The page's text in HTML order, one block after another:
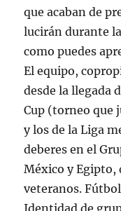
que acaban de
lucirán durante
como puedes
El equipo,
desde la llegada
Cup (torneo que
y los de la Liga
deberes en el
México y Egipto,
veteranos.
Identidad de